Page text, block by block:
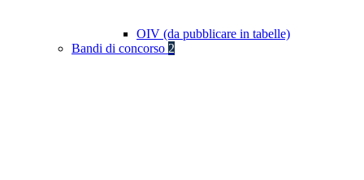
OIV (da pubblicare in tabelle)
Bandi di concorso 2